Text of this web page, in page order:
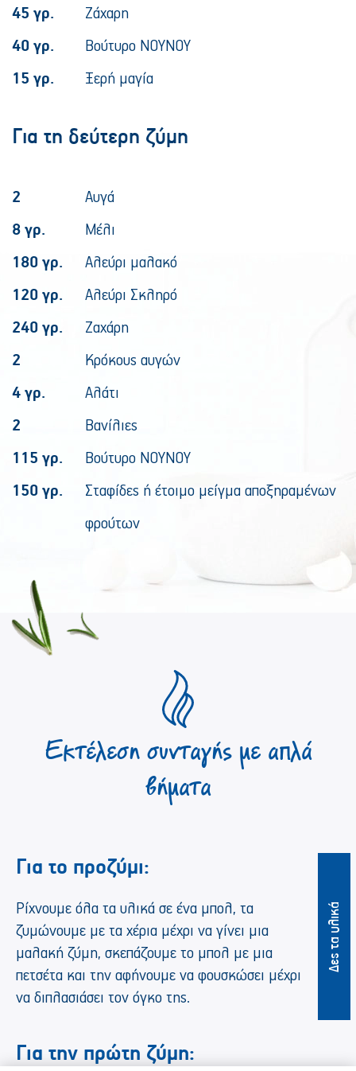
45 γρ.
Ζάχαρη
40 γρ.
Βούτυρο ΝΟΥΝΟΥ
15 γρ.
Ξερή μαγία
Για τη δεύτερη ζύμη
2
Αυγά
8 γρ.
Μέλι
180 γρ.
Αλεύρι μαλακό
120 γρ.
Αλεύρι Σκληρό
240 γρ.
Ζαχάρη
2
Κρόκους αυγών
4 γρ.
Αλάτι
2
Βανίλιες
115 γρ.
Βούτυρο ΝΟΥΝΟΥ
150 γρ.
Σταφίδες ή έτοιμο μείγμα αποξηραμένων
φρούτων
Εκτέλεση συνταγής με απλά
βήματα
Για το προζύμι:
Ρίχνουμε όλα τα υλικά σε ένα μπολ, τα
ζυμώνουμε με τα χέρια μέχρι να γίνει μια
μαλακή ζύμη, σκεπάζουμε το μπολ με μια
πετσέτα και την αφήνουμε να φουσκώσει μέχρι
να διπλασιάσει τον όγκο της.
Για την πρώτη ζύμη:
Δες τα υλικά